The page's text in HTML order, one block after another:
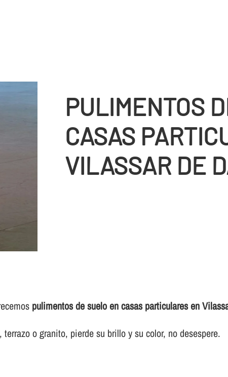
PULIMENTOS
CASAS
VILASSAR DE
pulimentos de suelo en casas particulares en
o granito, pierde su brillo y su color, no desespere.